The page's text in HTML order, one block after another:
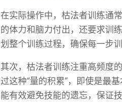
在实际操作中，枯法者训练通
的体力和脑力付出，还要求训
划整个训练过程，确保每一步
其次，枯法者训练注重高频度
过这种“量的积累”，即使是最
能有效避免技能的遗忘，保证